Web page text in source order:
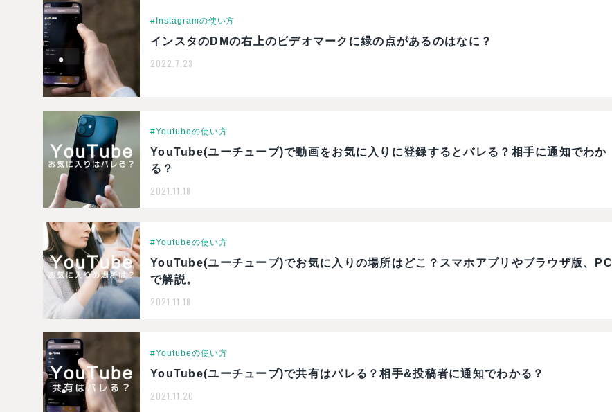
#Instagramの使い方
インスタのDMの右上のビデオマークに緑の点があるのはなに？
2022.7.23
#Youtubeの使い方
YouTube(ユーチューブ)で動画をお気に入りに登録するとバレる？相手に通知でわか
る？
2021.11.18
#Youtubeの使い方
YouTube(ユーチューブ)でお気に入りの場所はどこ？スマホアプリやブラウザ版、PC
で解説。
2021.11.18
#Youtubeの使い方
YouTube(ユーチューブ)で共有はバレる？相手&投稿者に通知でわかる？
2021.11.20